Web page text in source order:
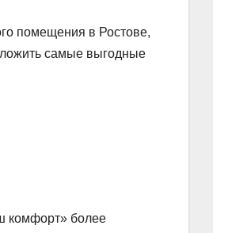
помещения в Ростове,
самые выгодные
комфорт» более